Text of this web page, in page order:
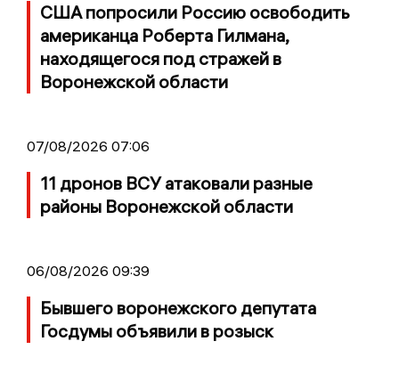
США попросили Россию освободить
американца Роберта Гилмана,
находящегося под стражей в
Воронежской области
07/08/2026 07:06
11 дронов ВСУ атаковали разные
районы Воронежской области
06/08/2026 09:39
Бывшего воронежского депутата
Госдумы объявили в розыск